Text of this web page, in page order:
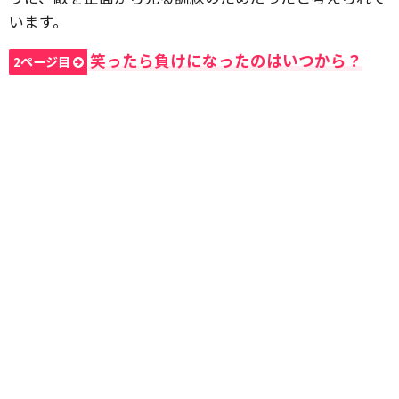
います。
2ページ目 笑ったら負けになったのはいつから？